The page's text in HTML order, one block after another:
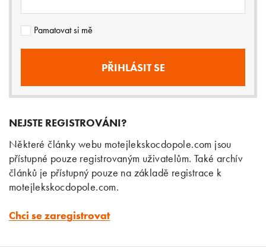
Pamatovat si mě
NEJSTE REGISTROVÁNI?
Některé články webu motejlekskocdopole.com jsou
přístupné pouze registrovaným uživatelům. Také archív
článků je přístupný pouze na základě registrace k
motejlekskocdopole.com.
Chci se zaregistrovat